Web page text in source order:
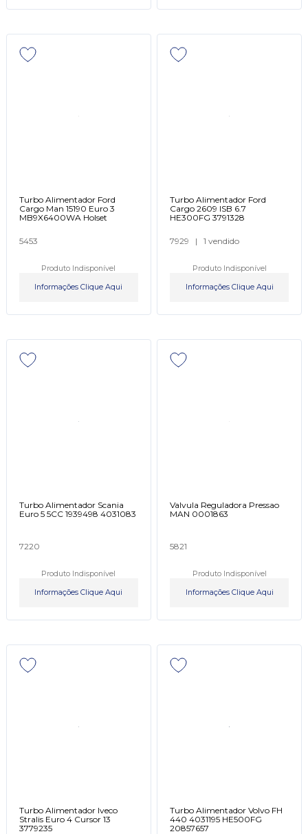
Turbo Alimentador Ford
Cargo Man 15190 Euro 3
MB9X6400WA Holset
5453
Produto Indisponível
Informações Clique Aqui
Turbo Alimentador Ford
Cargo 2609 ISB 6.7
HE300FG 3791328
7929 | 1 vendido
Produto Indisponível
Informações Clique Aqui
Turbo Alimentador Scania
Euro 5 5CC 1939498 4031083
7220
Produto Indisponível
Informações Clique Aqui
Valvula Reguladora Pressao
MAN 0001863
5821
Produto Indisponível
Informações Clique Aqui
Turbo Alimentador Iveco
Stralis Euro 4 Cursor 13
3779235
Turbo Alimentador Volvo FH
440 4031195 HE500FG
20857657